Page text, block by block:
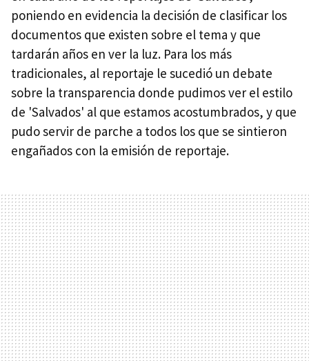
poniendo en evidencia la decisión de clasificar los
documentos que existen sobre el tema y que
tardarán años en ver la luz. Para los más
tradicionales, al reportaje le sucedió un debate
sobre la transparencia donde pudimos ver el estilo
de 'Salvados' al que estamos acostumbrados, y que
pudo servir de parche a todos los que se sintieron
engañados con la emisión de reportaje.